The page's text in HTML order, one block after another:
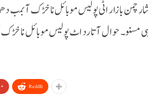
چمن بازار اٹی پولیس موبائل نا خڑک آ بمب
مسنو۔ حوال آتا رد اٹ پولیس موبائل نا
ReddIt